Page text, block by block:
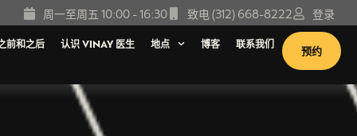
周一至周五 10:00 - 16:30 致电 (312) 668-8222 登录
前和之后 认识 VINAY 医生 地点 博客 联系我们 预约